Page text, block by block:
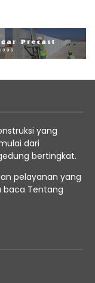
yang
dari
bertingkat.
pelayanan yang
baca Tentang